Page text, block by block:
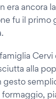
era ancora
fu il primo
alla
gesto